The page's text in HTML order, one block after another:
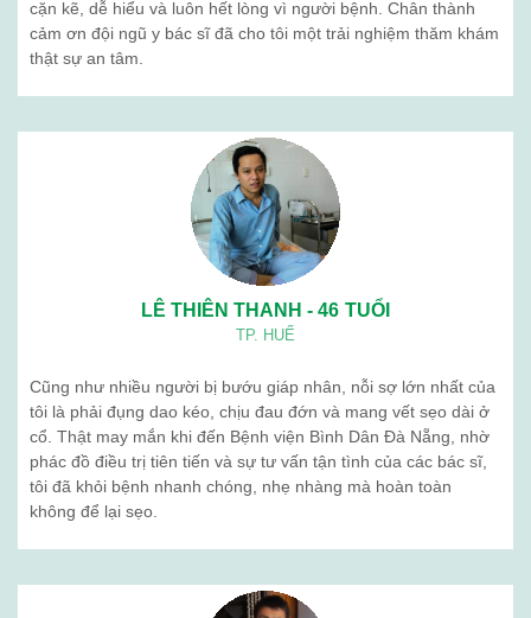
cặn kẽ, dễ hiểu và luôn hết lòng vì người bệnh. Chân thành
cảm ơn đội ngũ y bác sĩ đã cho tôi một trải nghiệm thăm khám
thật sự an tâm.
LÊ THIÊN THANH - 46 TUỔI
TP. HUẾ
Cũng như nhiều người bị bướu giáp nhân, nỗi sợ lớn nhất của
tôi là phải đụng dao kéo, chịu đau đớn và mang vết sẹo dài ở
cổ. Thật may mắn khi đến Bệnh viện Bình Dân Đà Nẵng, nhờ
phác đồ điều trị tiên tiến và sự tư vấn tận tình của các bác sĩ,
tôi đã khỏi bệnh nhanh chóng, nhẹ nhàng mà hoàn toàn
không để lại sẹo.